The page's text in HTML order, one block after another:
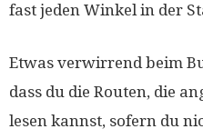
fast jeden Winkel in der
Etwas verwirrend beim
dass du die Routen, die
lesen kannst, sofern du